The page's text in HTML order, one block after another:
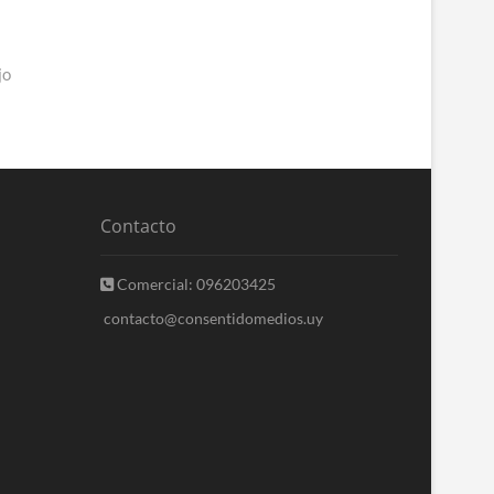
Contacto
Comercial: 096203425
contacto@consentidomedios.uy